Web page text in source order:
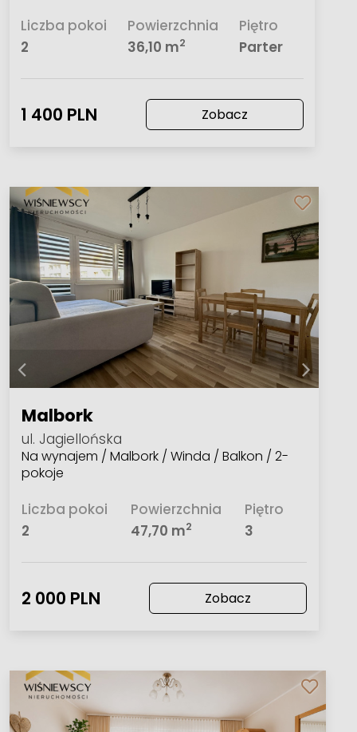
Liczba pokoi
2
Powierzchnia
36,10 m2
Piętro
Parter
1 400 PLN Zobacz
Malbork
ul. Jagiellońska
Na wynajem / Malbork / Winda / Balkon / 2-
pokoje
Liczba pokoi
2
Powierzchnia
47,70 m2
Piętro
3
2 000 PLN Zobacz